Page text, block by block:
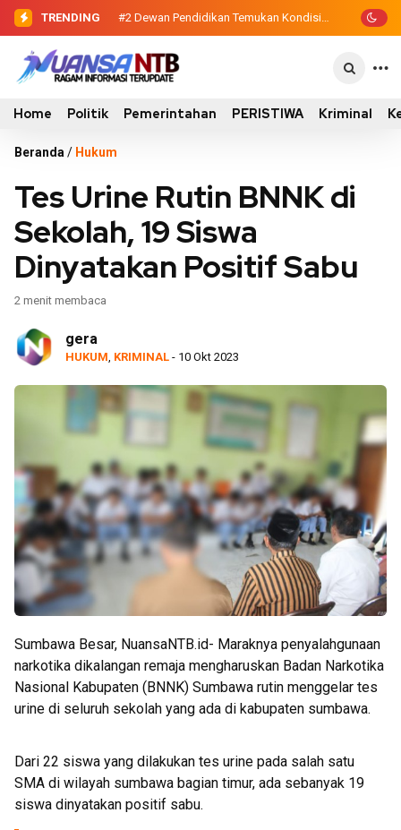
TRENDING #2 Dewan Pendidikan Temukan
Kondisi 305 Siswa SDN Kanar Belajar di
#3 Polres Sumbawa Raih Predikat
Pelayanan Prima dari Kapolri, Bukti
Home Politik Pemerintahan PERISTIWA Kriminal
Beranda / Hukum
Tes Urine Rutin BNNK di
Sekolah, 19 Siswa
Dinyatakan Positif Sabu
2 menit membaca
gera
HUKUM KRIMINAL - 10 Okt 2023
Sumbawa Besar, NuansaNTB.id- Maraknya penyalahgunaan
narkotika dikalangan remaja mengharuskan Badan Narkotika
Nasional Kabupaten (BNNK) Sumbawa rutin menggelar tes
urine di seluruh sekolah yang ada di kabupaten sumbawa.
Dari 22 siswa yang dilakukan tes urine pada salah satu
SMA di wilayah sumbawa bagian timur, ada sebanyak 19
siswa dinyatakan positif sabu.